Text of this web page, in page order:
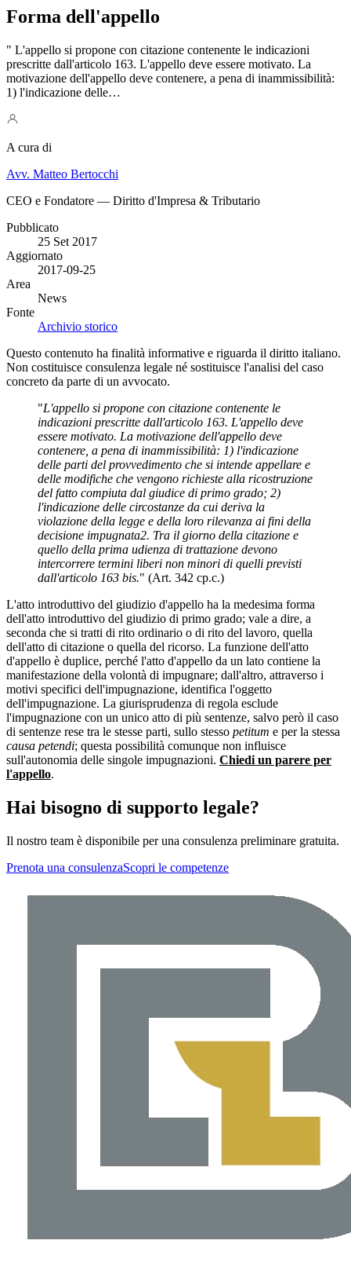
Forma dell'appello
" L'appello si propone con citazione contenente le indicazioni
prescritte dall'articolo 163. L'appello deve essere motivato. La
motivazione dell'appello deve contenere, a pena di inammissibilità:
1) l'indicazione delle…
A cura di
Avv. Matteo Bertocchi
CEO e Fondatore — Diritto d'Impresa & Tributario
Pubblicato
25 Set 2017
Aggiornato
2017-09-25
Area
News
Fonte
Archivio storico
Questo contenuto ha finalità informative e riguarda il diritto italiano.
Non costituisce consulenza legale né sostituisce l'analisi del caso
concreto da parte di un avvocato.
"L'appello si propone con citazione contenente le
indicazioni prescritte dall'articolo 163. L'appello deve
essere motivato. La motivazione dell'appello deve
contenere, a pena di inammissibilità: 1) l'indicazione
delle parti del provvedimento che si intende appellare e
delle modifiche che vengono richieste alla ricostruzione
del fatto compiuta dal giudice di primo grado; 2)
l'indicazione delle circostanze da cui deriva la
violazione della legge e della loro rilevanza ai fini della
decisione impugnata2. Tra il giorno della citazione e
quello della prima udienza di trattazione devono
intercorrere termini liberi non minori di quelli previsti
dall'articolo 163 bis." (Art. 342 cp.c.)
L'atto introduttivo del giudizio d'appello ha la medesima forma
dell'atto introduttivo del giudizio di primo grado; vale a dire, a
seconda che si tratti di rito ordinario o di rito del lavoro, quella
dell'atto di citazione o quella del ricorso. La funzione dell'atto
d'appello è duplice, perché l'atto d'appello da un lato contiene la
manifestazione della volontà di impugnare; dall'altro, attraverso i
motivi specifici dell'impugnazione, identifica l'oggetto
dell'impugnazione. La giurisprudenza di regola esclude
l'impugnazione con un unico atto di più sentenze, salvo però il caso
di sentenze rese tra le stesse parti, sullo stesso petitum e per la stessa
causa petendi; questa possibilità comunque non influisce
sull'autonomia delle singole impugnazioni. Chiedi un parere per
l'appello.
Hai bisogno di supporto legale?
Il nostro team è disponibile per una consulenza preliminare gratuita.
Prenota una consulenzaScopri le competenze